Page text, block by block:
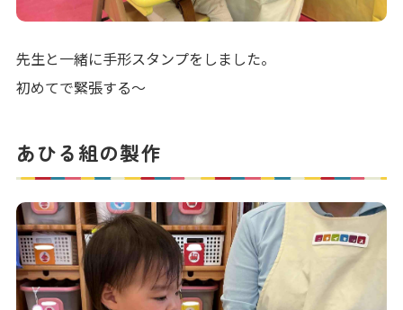
先生と一緒に手形スタンプをしました。
初めてで緊張する～
あひる組の製作